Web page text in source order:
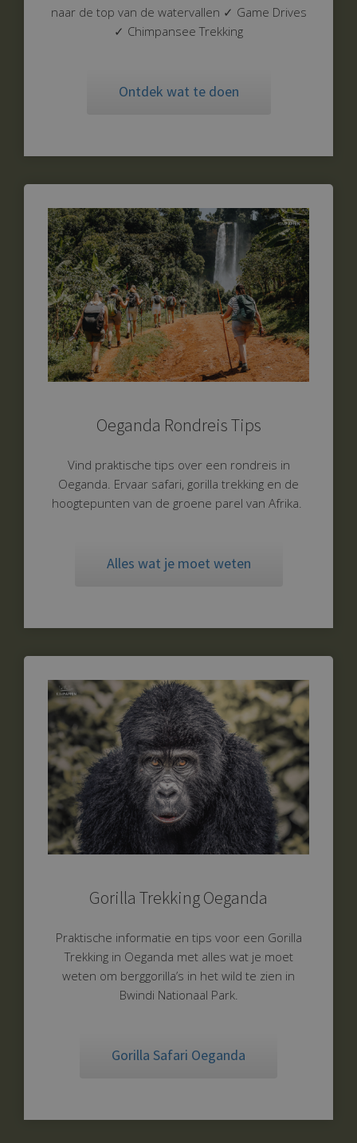
naar de top van de watervallen ✓ Game Drives
✓ Chimpansee Trekking
Ontdek wat te doen
Oeganda Rondreis Tips
Vind praktische tips over een rondreis in
Oeganda. Ervaar safari, gorilla trekking en de
hoogtepunten van de groene parel van Afrika.
Alles wat je moet weten
Gorilla Trekking Oeganda
Praktische informatie en tips voor een Gorilla
Trekking in Oeganda met alles wat je moet
weten om berggorilla’s in het wild te zien in
Bwindi Nationaal Park.
Gorilla Safari Oeganda